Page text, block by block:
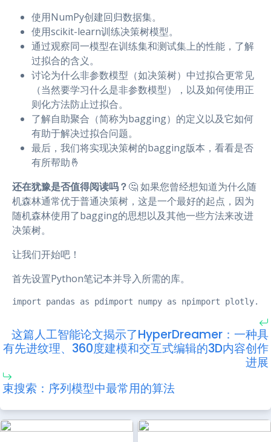
使用NumPy创建回归数据集。
使用scikit-learn训练决策树模型。
通过观察同一模型在训练集和测试集上的性能，了解
过拟合的含义。
讨论为什么非参数模型（如决策树）中过拟合更常见
（当然要学习什么是非参数模型），以及如何使用正
则化方法防止过拟合。
了解自助聚合（简称为bagging）的定义以及它如何
有助于解决过拟合问题。
最后，我们将实现决策树的bagging版本，看看是否
有所帮助🤞
还在犹豫是否值得阅读吗？🤔 如果您曾经想知道为什么随
机森林通常优于普通决策树，这是一个最好的起点，因为
随机森林使用了bagging的思想以及其他一些方法来改进
决策树。
让我们开始吧！
首先设置Python笔记本并导入所需的库。
import pandas as pdimport numpy as npimport
这篇人工智能论文揭示了HyperDreamer：一种具
有先进纹理、360度建模和交互式编辑的3D内容创作
进展
束搜索：序列模型中最常用的算法